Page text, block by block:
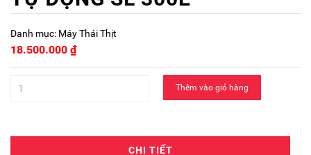
Danh mục: Máy Thái Thịt
18.500.000 ₫
Thêm vào giỏ hàng
CHI TIẾT